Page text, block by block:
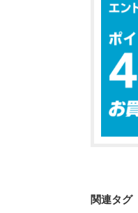
関連タグ